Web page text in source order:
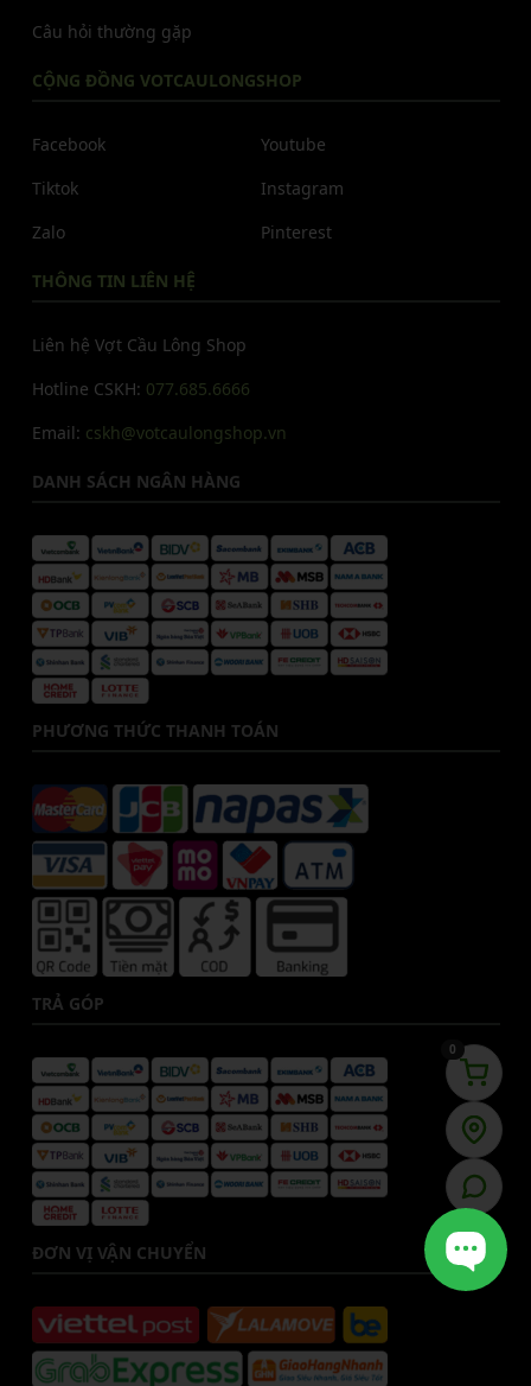
Câu hỏi thường gặp
CỘNG ĐỒNG VOTCAULONGSHOP
Facebook
Tiktok
Zalo
Youtube
Instagram
Pinterest
THÔNG TIN LIÊN HỆ
Liên hệ Vợt Cầu Lông Shop
Hotline CSKH: 077.685.6666
Email: cskh@votcaulongshop.vn
DANH SÁCH NGÂN HÀNG
PHƯƠNG THỨC THANH TOÁN
TRẢ GÓP
ĐƠN VỊ VẬN CHUYỂN
0